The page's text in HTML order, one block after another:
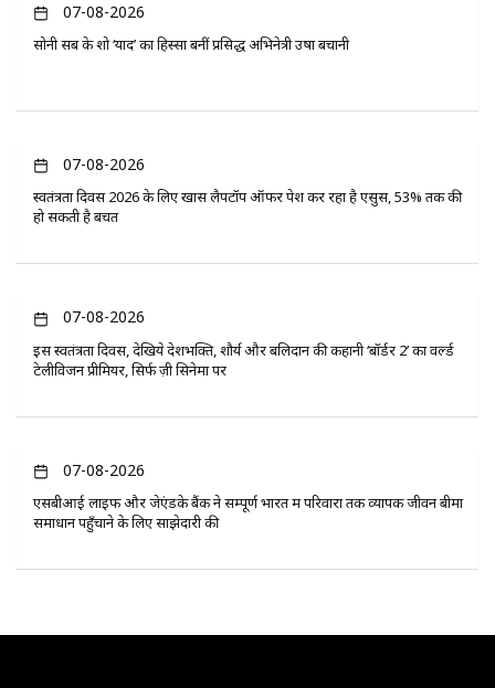
07-08-2026
सोनी सब के शो ‘यादें’ का हिस्सा बनीं प्रसिद्ध अभिनेत्री उषा बचानी
07-08-2026
स्वतंत्रता दिवस 2026 के लिए खास लैपटॉप ऑफर पेश कर रहा है एसुस, 53% तक की
हो सकती है बचत
07-08-2026
इस स्वतंत्रता दिवस, देखिये देशभक्ति, शौर्य और बलिदान की कहानी ‘बॉर्डर 2’ का वर्ल्ड
टेलीविजन प्रीमियर, सिर्फ ज़ी सिनेमा पर
07-08-2026
एसबीआई लाइफ और जेएंडके बैंक ने सम्पूर्ण भारत में परिवारों तक व्यापक जीवन बीमा
समाधान पहुँचाने के लिए साझेदारी की